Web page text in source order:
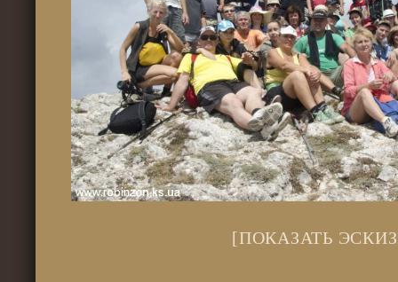
[ПОКАЗАТЬ